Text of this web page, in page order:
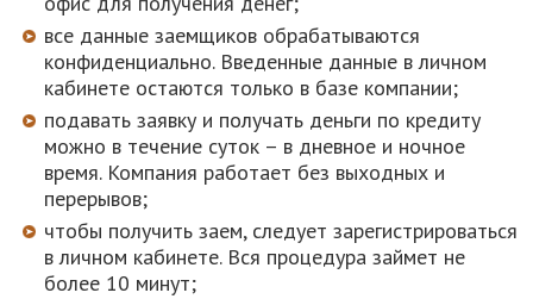
все данные заемщиков обрабатываются
конфиденциально. Введенные данные в личном
кабинете остаются только в базе компании;
подавать заявку и получать деньги по кредиту
можно в течение суток – в дневное и ночное
время. Компания работает без выходных и
перерывов;
чтобы получить заем, следует зарегистрироваться
в личном кабинете. Вся процедура займет не
более 10 минут;